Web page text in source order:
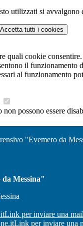
utilizzati si
Accetta tutti i cookies
quali cookie consentire.
il funzionamento
al funzionamento
possono essere
"Evemero da
Messina"
Link per inviare una mail
Link per inviare una